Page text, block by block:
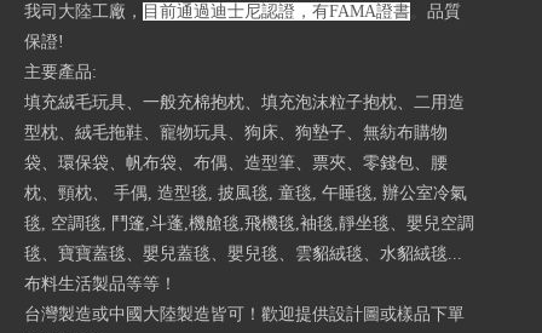
我司大陸工廠， 目前通過迪士尼認證，有FAMA證書
品質
保證!
主要產品:
填充絨毛玩具、一般充棉抱枕、填充泡沫粒子抱枕、二用造
型枕、絨毛拖鞋、寵物玩具、狗床、狗墊子、無紡布購物
袋、環保袋、帆布袋、布偶、造型筆、票夾、零錢包、腰
枕、頸枕、 手偶, 造型毯, 披風毯, 童毯, 午睡毯, 辦公室冷氣
毯, 空調毯, 鬥篷,斗蓬,機艙毯,飛機毯,袖毯,靜坐毯、嬰兒空調
毯、寶寶蓋毯、嬰兒蓋毯、嬰兒毯、雲貂絨毯、水貂絨毯...
布料生活製品等等！
台灣製造或中國大陸製造皆可！歡迎提供設計圖或樣品下單